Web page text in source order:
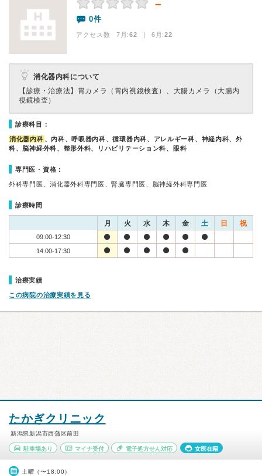
－
0件
アクセス数 7月:62 | 6月:22
消化器内科について
【診療・治療法】 胃カメラ（胃内視鏡検査）、大腸カメラ（大腸内
視鏡検査）
診療科目：
消化器内科 、内科、呼吸器内科、循環器内科、アレルギー科、神経内科、外
科、脳神経外科、整形外科、リハビリテーション科、眼科
専門医・資格：
外科専門医、消化器外科専門医、腎臓専門医、脳神経外科専門医
診療時間
月 火 水 木 金 土 日 祝
09:00-12:30
14:00-17:30
治療実績
この病院の治療実績を見る
たかぎクリニック
新潟県新潟市西蒲区前田
駐車場あり マイナ受付 電子処方せん対応 女医在籍
土曜（〜18:00）